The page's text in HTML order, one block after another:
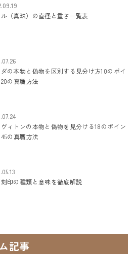
（真珠）の直径と重さ一覧表
ダの本物と偽物を区別する見分け方10のポイ
の真贋方法
ィトンの本物と偽物を見分ける18のポイン
45の真贋方法
印の種類と意味を徹底解説
記事